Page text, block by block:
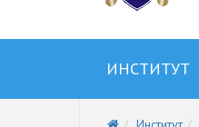
ИНСТИТУТ